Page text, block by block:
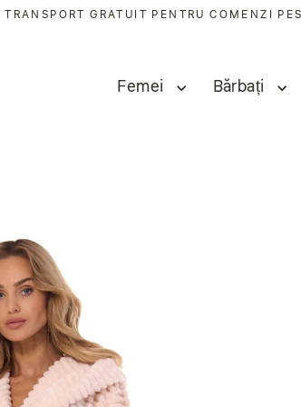
TRANSPORT GRATUIT PENTRU COMENZI
Femei Bărbați